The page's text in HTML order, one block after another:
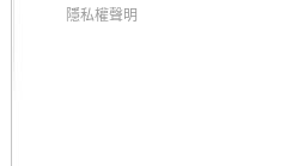
隱私權聲明